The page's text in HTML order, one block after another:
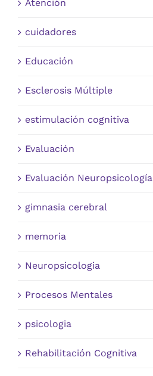
Atención
cuidadores
Educación
Esclerosis Múltiple
estimulación cognitiva
Evaluación
Evaluación Neuropsicología
gimnasia cerebral
memoria
Neuropsicologia
Procesos Mentales
psicologia
Rehabilitación Cognitiva